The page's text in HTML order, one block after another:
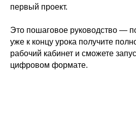
первый проект.
Это пошаговое руководство —
уже к концу урока получите
рабочий кабинет и сможете
цифровом формате.